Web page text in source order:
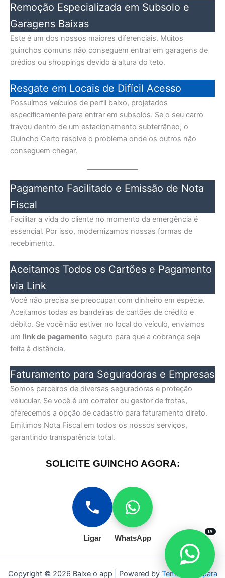
Remoção Especializada em Subsolo e
Garagens Baixas
Este é um dos nossos maiores diferenciais. Muitos
guinchos comuns não conseguem entrar em garagens de
prédios ou shoppings devido à altura do teto.
Resgate em Locais de Difícil Acesso
Possuímos veículos de perfil baixo, projetados
especificamente para entrar em subsolos. Se o seu carro
travou dentro de um estacionamento subterrâneo, o
Guincho Certo resolve o problema onde os outros não
conseguem chegar.
Pagamento Facilitado e Emissão de Nota
Fiscal
Facilitar a vida do cliente no momento da emergência é
essencial. Por isso, modernizamos nossas formas de
recebimento.
Aceitamos Todos os Cartões e Pagamento
via Link
Você não precisa se preocupar com dinheiro em espécie.
Aceitamos todas as bandeiras de cartões de crédito e
débito. Se você não estiver no local do veículo, enviamos
um link de pagamento seguro para que a cobrança seja
feita à distância.
Faturamento para Seguradoras e Empresas
Somos parceiros de diversas seguradoras e proteção
veiucular. Se você é um corretor ou gestor de frotas,
oferecemos a opção de cadastro para faturamento direto.
Emitimos Nota Fiscal em todos os nossos serviços,
garantindo transparência total.
SOLICITE GUINCHO AGORA:
Ligar WhatsApp
Copyright © 2026 Baixe o app | Powered by Tema Astra para
IA